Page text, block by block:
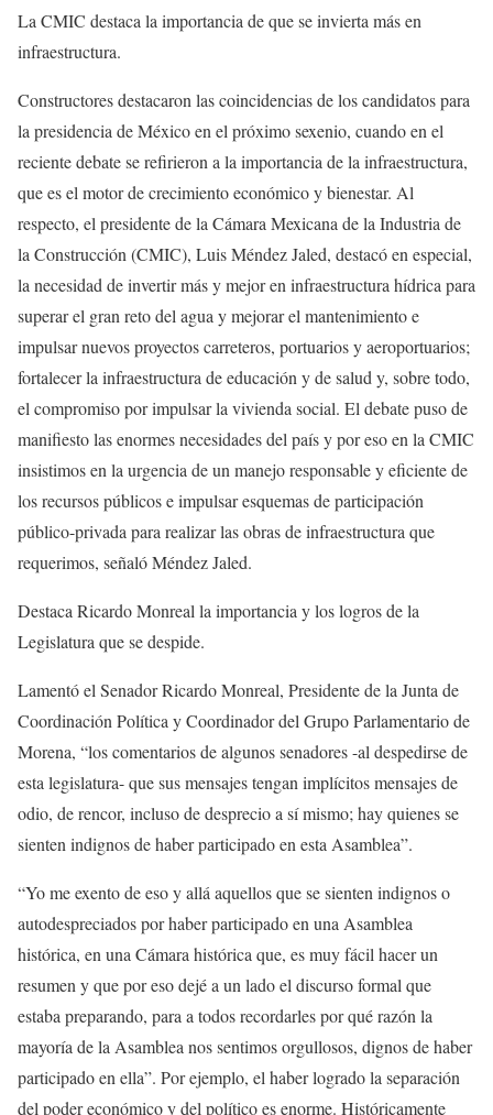
La CMIC destaca la importancia de que se invierta más en
infraestructura.
Constructores destacaron las coincidencias de los candidatos para
la presidencia de México en el próximo sexenio, cuando en el
reciente debate se refirieron a la importancia de la infraestructura,
que es el motor de crecimiento económico y bienestar. Al
respecto, el presidente de la Cámara Mexicana de la Industria de
la Construcción (CMIC), Luis Méndez Jaled, destacó en especial,
la necesidad de invertir más y mejor en infraestructura hídrica para
superar el gran reto del agua y mejorar el mantenimiento e
impulsar nuevos proyectos carreteros, portuarios y aeroportuarios;
fortalecer la infraestructura de educación y de salud y, sobre todo,
el compromiso por impulsar la vivienda social. El debate puso de
manifiesto las enormes necesidades del país y por eso en la CMIC
insistimos en la urgencia de un manejo responsable y eficiente de
los recursos públicos e impulsar esquemas de participación
público-privada para realizar las obras de infraestructura que
requerimos, señaló Méndez Jaled.
Destaca Ricardo Monreal la importancia y los logros de la
Legislatura que se despide.
Lamentó el Senador Ricardo Monreal, Presidente de la Junta de
Coordinación Política y Coordinador del Grupo Parlamentario de
Morena, “los comentarios de algunos senadores -al despedirse de
esta legislatura- que sus mensajes tengan implícitos mensajes de
odio, de rencor, incluso de desprecio a sí mismo; hay quienes se
sienten indignos de haber participado en esta Asamblea”.
“Yo me exento de eso y allá aquellos que se sienten indignos o
autodespreciados por haber participado en una Asamblea
histórica, en una Cámara histórica que, es muy fácil hacer un
resumen y que por eso dejé a un lado el discurso formal que
estaba preparando, para a todos recordarles por qué razón la
mayoría de la Asamblea nos sentimos orgullosos, dignos de haber
participado en ella”. Por ejemplo, el haber logrado la separación
del poder económico y del político es enorme. Históricamente